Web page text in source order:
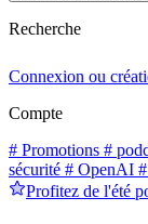
Recherche
Connexion ou
Compte
# Promotions #
sécurité # OpenAI
Profitez de l'été